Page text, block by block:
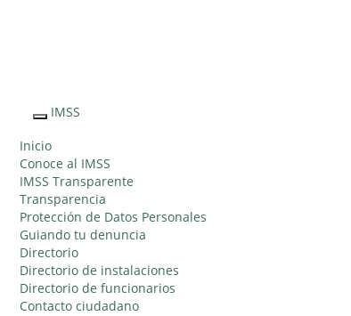
el IMSS al
Ciudadano"
Interruptor
Navegación
IMSS
Inicio
Conoce al IMSS
IMSS Transparente
Transparencia
Protección de Datos Personales
Guiando tu denuncia
Directorio
Directorio de instalaciones
Directorio de funcionarios
Contacto ciudadano